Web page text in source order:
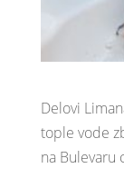
Delovi
tople vode
na Bulevaru